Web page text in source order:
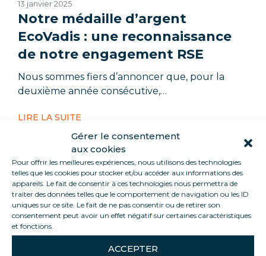
Gérer le consentement
aux cookies
Pour offrir les meilleures expériences, nous utilisons des technologies
telles que les cookies pour stocker et/ou accéder aux informations des
appareils. Le fait de consentir à ces technologies nous permettra de
traiter des données telles que le comportement de navigation ou les ID
uniques sur ce site. Le fait de ne pas consentir ou de retirer son
consentement peut avoir un effet négatif sur certaines caractéristiques
et fonctions.
ACCEPTER
13 janvier 2025
Notre médaille d’argent
EcoVadis : une reconnaissance
de notre engagement RSE
Nous sommes fiers d’annoncer que, pour la
deuxième année consécutive,…
LIRE LA SUITE